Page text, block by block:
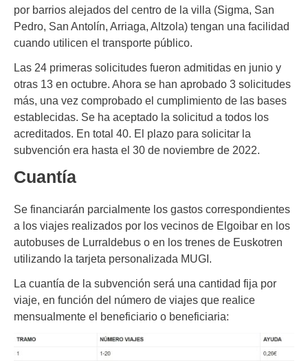
por barrios alejados del centro de la villa (Sigma, San
Pedro, San Antolín, Arriaga, Altzola) tengan una facilidad
cuando utilicen el transporte público.
Las 24 primeras solicitudes fueron admitidas en junio y
otras 13 en octubre. Ahora se han aprobado 3 solicitudes
más, una vez comprobado el cumplimiento de las bases
establecidas. Se ha aceptado la solicitud a todos los
acreditados. En total 40. El plazo para solicitar la
subvención era hasta el 30 de noviembre de 2022.
Cuantía
Se financiarán parcialmente los gastos correspondientes
a los viajes realizados por los vecinos de Elgoibar en los
autobuses de Lurraldebus o en los trenes de Euskotren
utilizando la tarjeta personalizada MUGI.
La cuantía de la subvención será una cantidad fija por
viaje, en función del número de viajes que realice
mensualmente el beneficiario o beneficiaria: